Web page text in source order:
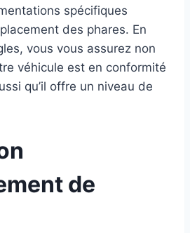
spécifiques
des phares. En
vous vous assurez non
véhicule est en conformité
qu’il offre un niveau de
de